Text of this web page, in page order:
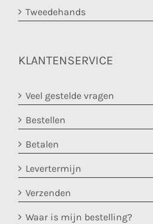
Tweedehands
KLANTENSERVICE
Veel gestelde vragen
Bestellen
Betalen
Levertermijn
Verzenden
Waar is mijn bestelling?